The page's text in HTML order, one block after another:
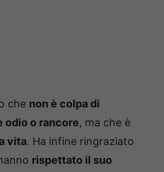
che non è colpa di
odio o rancore, ma che è
vita. Ha infine ringraziato
rispettato il suo